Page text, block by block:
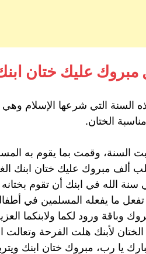
مبروك عليك ختان
السنة التي شرعها الإسلام
الختان.
السنة، وقمت بما يقوم به
ألف مبروك عليك ختان ابنك
الله في ابنك أن تقوم بختانه
ما يفعله المسلمين في
وباقة ورود لكما ولابنكما
لأبنك هلت الفرحة وتعالت
يا رب، مبروك ختان ابنك